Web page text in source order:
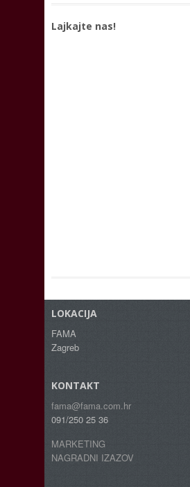
Lajkajte nas!
LOKACIJA
FAMA
Zagreb
KONTAKT
fama@fama.com.hr
091/250 25 36
MARKETING
NAGRADNI IZAZOV